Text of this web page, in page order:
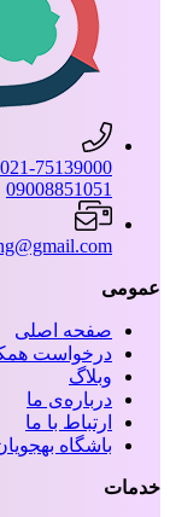
021-75139000
09008851051
عمومی
صفحه اصلی
درخواست
وبلاگ
درباره‌ی ما
ارتباط با ما
باشگاه
خدمات